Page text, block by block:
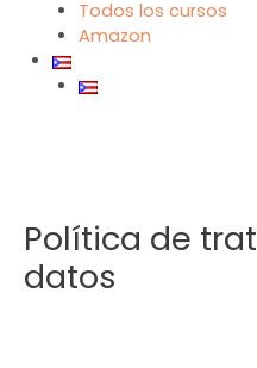
Todos los cursos
Amazon
Política de
datos